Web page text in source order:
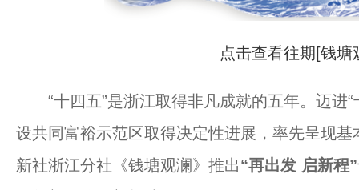
点击查看往期[钱塘
“十四五”是浙江取得非凡成就的五年。迈进“
设共同富裕示范区取得决定性进展，率先呈现
新社浙江分社《钱塘观澜》推出“再出发 启新程”